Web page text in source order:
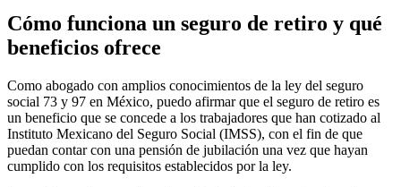
Cómo funciona un seguro de retiro y qué
beneficios ofrece
Como abogado con amplios conocimientos de la ley del seguro
social 73 y 97 en México, puedo afirmar que el seguro de retiro es
un beneficio que se concede a los trabajadores que han cotizado al
Instituto Mexicano del Seguro Social (IMSS), con el fin de que
puedan contar con una pensión de jubilación una vez que hayan
cumplido con los requisitos establecidos por la ley.